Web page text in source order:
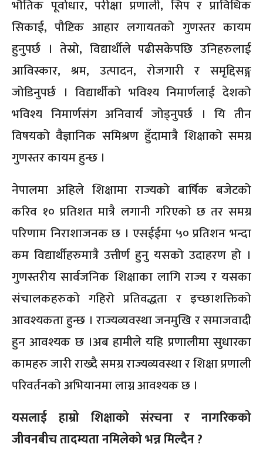
भौतिक पूर्वाधार, परीक्षा प्रणाली, सिप र प्राविधिक
सिकाई, पौष्टिक आहार लगायतको गुणस्तर कायम
हुनुपर्छ । तेस्रो, विद्यार्थीले पढीसकेपछि उनिहरुलाई
आविस्कार, श्रम, उत्पादन, रोजगारी र समृद्दिसङ्ग
जोडिनुपर्छ । विद्यार्थीको भविश्य निमार्णलाई देशको
भविश्य निमार्णसंग अनिवार्य जोड्नुपर्छ । यि तीन
विषयको वैज्ञानिक समिश्रण हुँदामात्रै शिक्षाको समग्र
गुणस्तर कायम हुन्छ ।
नेपालमा अहिले शिक्षामा राज्यको बार्षिक बजेटको
करिव १० प्रतिशत मात्रै लगानी गरिएको छ तर समग्र
परिणाम निराशाजनक छ । एसईईमा ५० प्रतिशन भन्दा
कम विद्यार्थीहरुमात्रै उत्तीर्ण हुनु यसको उदाहरण हो ।
गुणस्तरीय सार्वजनिक शिक्षाका लागि राज्य र यसका
संचालकहरुको गहिरो प्रतिवद्धता र इच्छाशक्तिको
आवश्यकता हुन्छ । राज्यव्यवस्था जनमुखि र समाजवादी
हुन आवश्यक छ ।अब हामीले यहि प्रणालीमा सुधारका
कामहरु जारी राख्दै समग्र राज्यव्यवस्था र शिक्षा प्रणाली
परिवर्तनको अभियानमा लाग्न आवश्यक छ ।
यसलाई हाम्रो शिक्षाको संरचना र नागरिकको
जीवनबीच तादम्यता नमिलेको भन्न मिल्दैन ?